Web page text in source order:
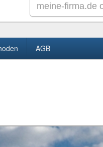
AGB